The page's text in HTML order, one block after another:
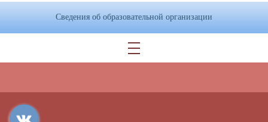
Сведения об образовательной организации